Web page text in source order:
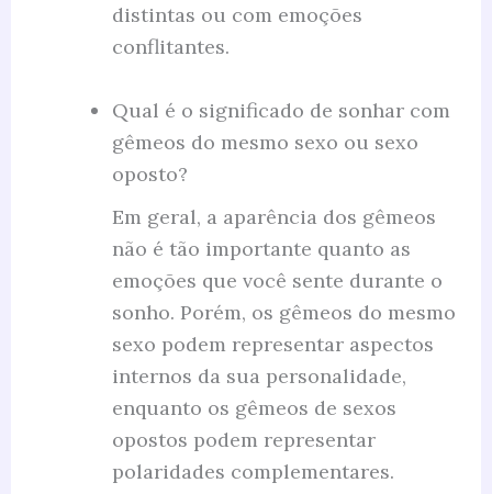
distintas ou com emoções
conflitantes.
Qual é o significado de sonhar com
gêmeos do mesmo sexo ou sexo
oposto?
Em geral, a aparência dos gêmeos
não é tão importante quanto as
emoções que você sente durante o
sonho. Porém, os gêmeos do mesmo
sexo podem representar aspectos
internos da sua personalidade,
enquanto os gêmeos de sexos
opostos podem representar
polaridades complementares.